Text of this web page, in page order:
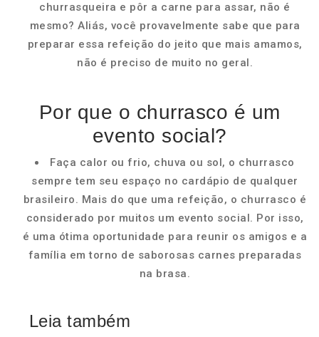
churrasqueira e pôr a carne para assar, não é
mesmo? Aliás, você provavelmente sabe que para
preparar essa refeição do jeito que mais amamos,
não é preciso de muito no geral.
Por que o churrasco é um
evento social?
Faça calor ou frio, chuva ou sol, o churrasco
sempre tem seu espaço no cardápio de qualquer
brasileiro. Mais do que uma refeição, o churrasco é
considerado por muitos um evento social. Por isso,
é uma ótima oportunidade para reunir os amigos e a
família em torno de saborosas carnes preparadas
na brasa.
Leia também